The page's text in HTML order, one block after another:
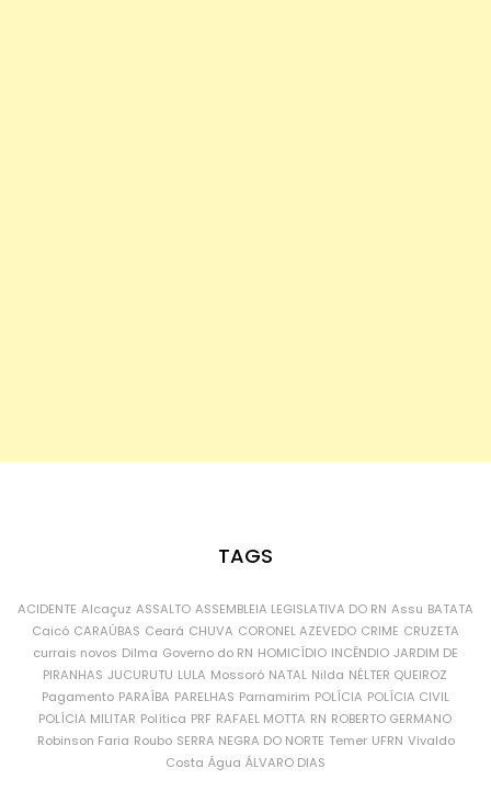
TAGS
ACIDENTE Alcaçuz ASSALTO ASSEMBLEIA LEGISLATIVA DO RN Assu BATATA
Caicó CARAÚBAS Ceará CHUVA CORONEL AZEVEDO CRIME CRUZETA
currais novos Dilma Governo do RN HOMICÍDIO INCÊNDIO JARDIM DE
PIRANHAS JUCURUTU LULA Mossoró NATAL Nilda NÉLTER QUEIROZ
Pagamento PARAÍBA PARELHAS Parnamirim POLÍCIA POLÍCIA CIVIL
POLÍCIA MILITAR Política PRF RAFAEL MOTTA RN ROBERTO GERMANO
Robinson Faria Roubo SERRA NEGRA DO NORTE Temer UFRN Vivaldo
Costa Água ÁLVARO DIAS